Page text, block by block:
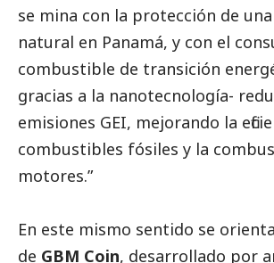
se mina con la protección de
natural en Panamá, y con el
combustible de transición
gracias a la nanotecnología-
emisiones GEI, mejorando la
combustibles fósiles y la
motores.”
En este mismo sentido se
de GBM Coin, desarrollado por